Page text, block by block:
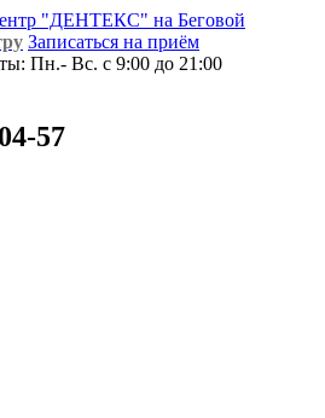
Записаться на приём
Пн.- Вс. с 9:00 до 21:00
57